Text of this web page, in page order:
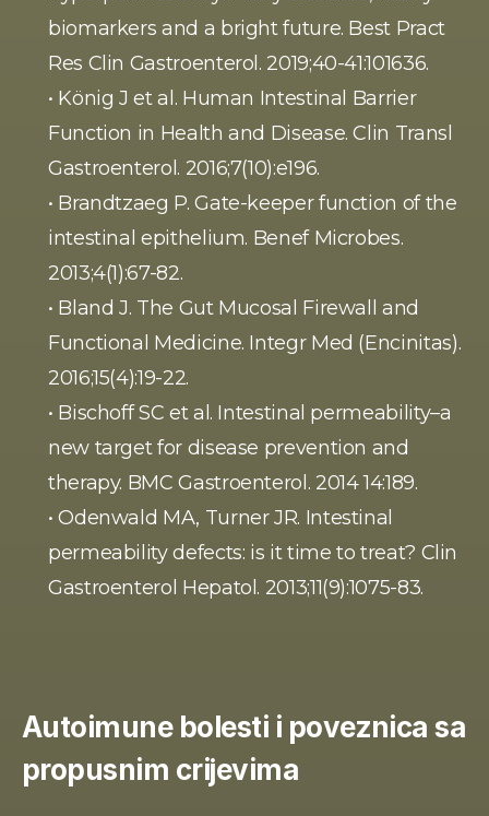
biomarkers and a bright future. Best Pract
Res Clin Gastroenterol. 2019;40-41:101636.
• König J et al. Human Intestinal Barrier
Function in Health and Disease. Clin Transl
Gastroenterol. 2016;7(10):e196.
• Brandtzaeg P. Gate-keeper function of the
intestinal epithelium. Benef Microbes.
2013;4(1):67-82.
• Bland J. The Gut Mucosal Firewall and
Functional Medicine. Integr Med (Encinitas).
2016;15(4):19-22.
• Bischoff SC et al. Intestinal permeability–a
new target for disease prevention and
therapy. BMC Gastroenterol. 2014 14:189.
• Odenwald MA, Turner JR. Intestinal
permeability defects: is it time to treat? Clin
Gastroenterol Hepatol. 2013;11(9):1075-83.
Autoimune bolesti i poveznica sa
propusnim crijevima